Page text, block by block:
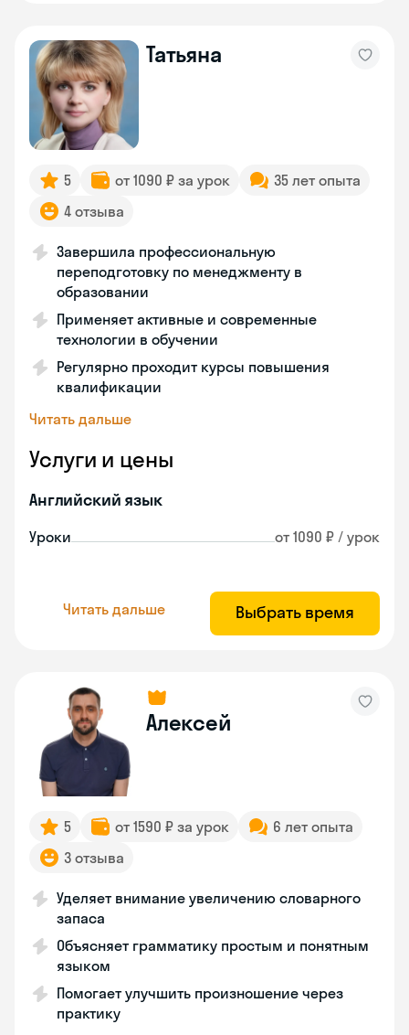
Татьяна
5 от 1090 ₽ за урок
35 лет опыта
4 отзыва
Завершила профессиональную
переподготовку по менеджменту в
образовании
Применяет активные и современные
технологии в обучении
Регулярно проходит курсы повышения
квалификации
Читать дальше
Услуги и цены
Английский язык
Уроки от 1090 ₽ / урок
Читать дальше Выбрать время
Алексей
5 от 1590 ₽ за урок
6 лет опыта
3 отзыва
Уделяет внимание увеличению словарного
запаса
Объясняет грамматику простым и понятным
языком
Помогает улучшить произношение через
практику